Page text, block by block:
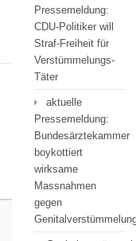
Pressemeldung:
CDU-Politiker will
Straf-Freiheit für
Verstümmelungs-
Täter
aktuelle
Pressemeldung:
Bundesärztekammer
boykottiert
wirksame
Massnahmen
gegen